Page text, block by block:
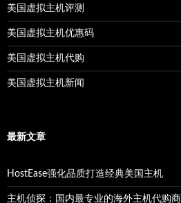
美国虚拟主机评测
美国虚拟主机优惠码
美国虚拟主机代购
美国虚拟主机新闻
最新文章
HostEase强化品质打造经典美国主机
主机侦探：国内最专业的海外主机代购商